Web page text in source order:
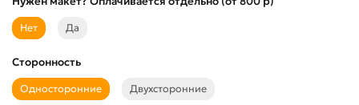
Нет Да
Сторонность
Односторонние Двухсторонние